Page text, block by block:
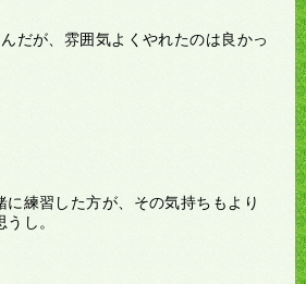
だが、雰囲気よくやれたのは良かっ
に練習した方が、その気持ちもより
し。